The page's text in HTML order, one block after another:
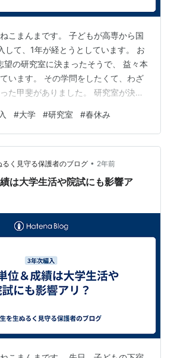
こまんまです。 子どもが高専から国
して、1年が経とうとしています。 お
望の研究室に決まったそうで、 益々本
います。 その学問をしたくて、わざ
た甲斐がありました。 研究室が決ま
しい論文、様々なレクチャー、引継
みでもやることはパンパン。 3月上
決定することが多いかと思われます
研究室に出勤になる可能性も高いそ
帰省や旅行の予定は研究室が決まる
くのが無難か…
#大学 #研究室 #春休み
るく見守る保護者のブログ • 2年前
は大学生活や院試にも影響ア